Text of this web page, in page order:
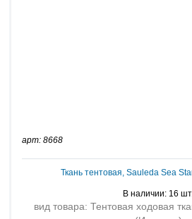
арт: 8668
Ткань тентовая, Sauleda Sea
В наличии: 16
вид товара: Тентовая ходовая